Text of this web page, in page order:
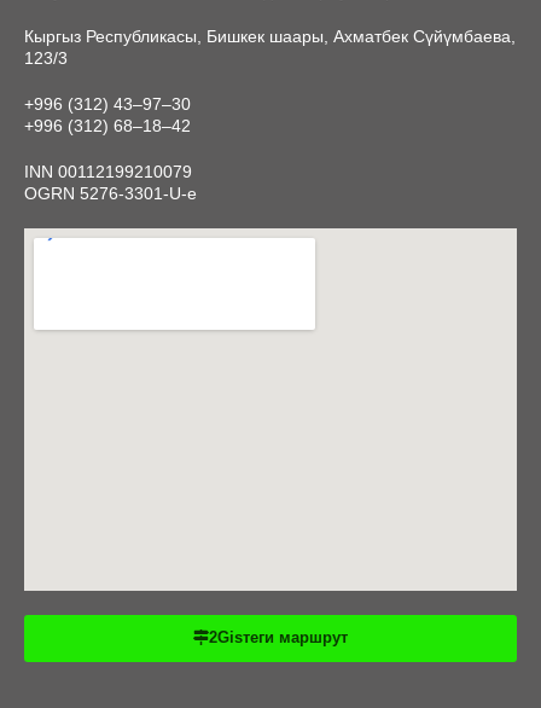
Кыргыз Республикасы, Бишкек шаары, Ахматбек Сүйүмбаева,
123/3
+996 (312) 43‒97‒30
+996 (312) 68‒18‒42
INN 00112199210079
OGRN 5276-3301-U-e
2Gisтеги маршрут